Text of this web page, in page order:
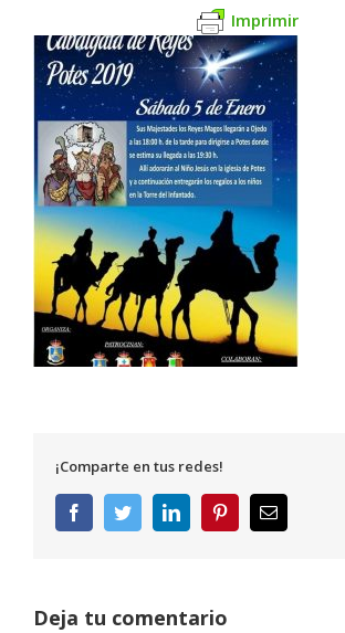
Imprimir
¡Comparte en tus redes!
FacebookTwitterLinkedInPinterestCorreo
electrónico
Deja tu comentario